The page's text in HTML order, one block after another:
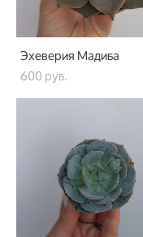
Эхеверия Мадиба
600 pуб.